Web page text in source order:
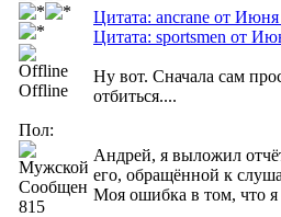
Offline
Пол:
Сообщений:
815
Цитата: ancrane от
Цитата: sportsmen от
Ну вот. Сначала сам
отбиться....
Андрей, я выложил
его, обращённой к
Моя ошибка в том, что я